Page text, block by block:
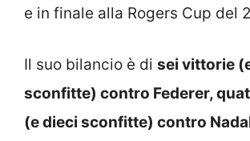
e in finale alla Rogers Cup del
Il suo bilancio è di sei vittorie
sconfitte) contro Federer,
(e dieci sconfitte) contro